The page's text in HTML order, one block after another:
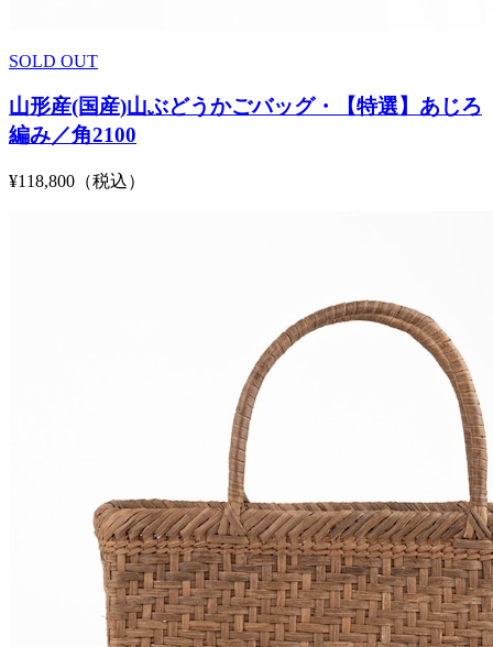
SOLD OUT
山形産(国産)山ぶどうかごバッグ・【特選】あじろ
編み／角2100
¥118,800（税込）